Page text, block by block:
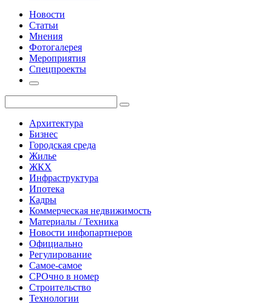
Новости
Статьи
Мнения
Фотогалерея
Мероприятия
Спецпроекты
Архитектура
Бизнес
Городская среда
Жилье
ЖКХ
Инфраструктура
Ипотека
Кадры
Коммерческая недвижимость
Материалы / Техника
Новости инфопартнеров
Официально
Регулирование
Самое-самое
СРОчно в номер
Строительство
Технологии